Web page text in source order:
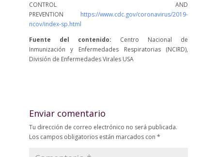
CONTROL AND
PREVENTION https://www.cdc.gov/coronavirus/2019-
ncov/index-sp.html
Fuente del contenido: Centro Nacional de
Inmunización y Enfermedades Respiratorias (NCIRD),
División de Enfermedades Virales USA
Enviar comentario
Tu dirección de correo electrónico no será publicada.
Los campos obligatorios están marcados con *